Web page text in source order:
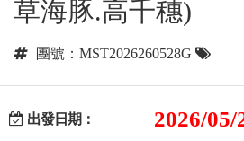
海島假期
草海豚.高千穗)
團號：MST2026260528G
出發日期： 2026/05/